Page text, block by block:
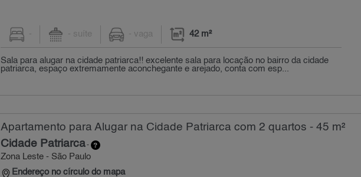
- - suíte - vaga 42 m²
Sala para alugar na cidade patriarca!! excelente sala para locação no bairro da cidade
patriarca, espaço extremamente aconchegante e arejado, conta com esp...
Apartamento para Alugar na Cidade Patriarca com 2 quartos - 45 m²
Cidade Patriarca-
Zona Leste - São Paulo
Endereço no círculo do mapa